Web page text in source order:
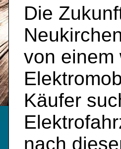
Die
von einem
Käufer
nach